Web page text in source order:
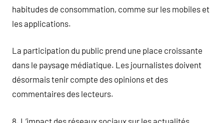
habitudes de consommation, comme sur les mobiles et
les applications.
La participation du public prend une place croissante
dans le paysage médiatique. Les journalistes doivent
désormais tenir compte des opinions et des
commentaires des lecteurs.
8. L’impact des réseaux sociaux sur les actualités